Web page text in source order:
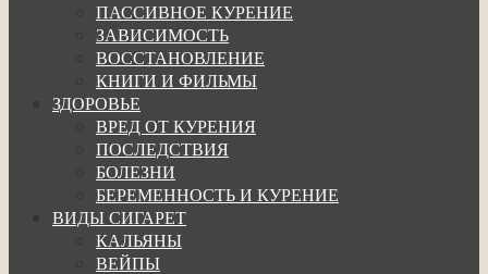
ПАССИВНОЕ КУРЕНИЕ
ЗАВИСИМОСТЬ
ВОССТАНОВЛЕНИЕ
КНИГИ И ФИЛЬМЫ
ЗДОРОВЬЕ
ВРЕД ОТ КУРЕНИЯ
ПОСЛЕДСТВИЯ
БОЛЕЗНИ
БЕРЕМЕННОСТЬ И КУРЕНИЕ
ВИДЫ СИГАРЕТ
КАЛЬЯНЫ
ВЕЙПЫ